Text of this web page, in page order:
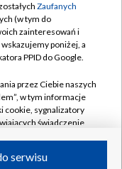
Zaufanych
(w tym do
zainteresowań i
poniżej, a
PPID do Google.
przez Ciebie naszych
w tym informacje
cookie, sygnalizatory
świadczenie
serwisu